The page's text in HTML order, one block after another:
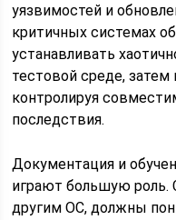
уязвимостей и
критичных системах
устанавливать
тестовой среде,
контролируя
последствия.
Документация и
играют большую
другим ОС, должны